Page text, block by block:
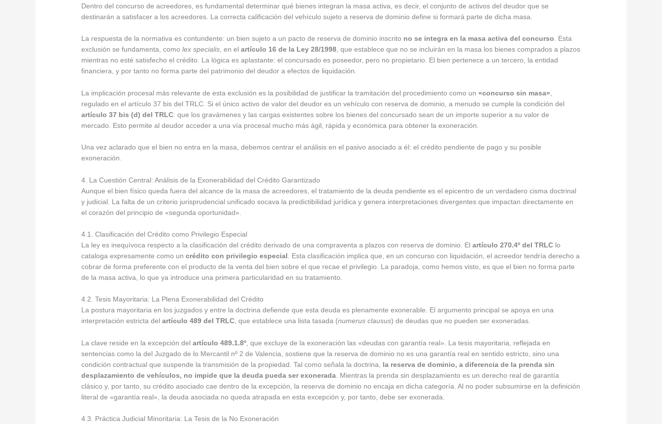
Dentro del concurso de acreedores, es fundamental determinar qué bienes integran la masa activa, es decir, el conjunto de activos del deudor que se
destinarán a satisfacer a los acreedores. La correcta calificación del vehículo sujeto a reserva de dominio define si formará parte de dicha masa.
La respuesta de la normativa es contundente: un bien sujeto a un pacto de reserva de dominio inscrito no se integra en la masa activa del concurso. Esta
exclusión se fundamenta, comolex specialis, en elartículo 16 de la Ley 28/1998, que establece que no se incluirán en la masa los bienes comprados a plazos
mientras no esté satisfecho el crédito. La lógica es aplastante: el concursado es poseedor, pero no propietario. El bien pertenece a un tercero, la entidad
financiera, y por tanto no forma parte del patrimonio del deudor a efectos de liquidación.
La implicación procesal más relevante de esta exclusión es la posibilidad de justificar la tramitación del procedimiento como un«concurso sin masa»
regulado en el artículo 37 bis del TRLC. Si el único activo de valor del deudor es un vehículo con reserva de dominio, a menudo se cumple la condición del
artículo 37 bis (d) del TRLC: que los gravámenes y las cargas existentes sobre los bienes del concursado sean de un importe superior a su valor de
mercado. Esto permite al deudor acceder a una vía procesal mucho más ágil, rápida y económica para obtener la exoneración.
Una vez aclarado que el bien no entra en la masa, debemos centrar el análisis en el pasivo asociado a él: el crédito pendiente de pago y su posible
exoneración.
4. La Cuestión Central: Análisis de la Exonerabilidad del Crédito Garantizado
Aunque el bien físico queda fuera del alcance de la masa de acreedores, el tratamiento de la deuda pendiente es el epicentro de un verdadero cisma doctrinal
y judicial. La falta de un criterio jurisprudencial unificado socava la predictibilidad jurídica y genera interpretaciones divergentes que impactan directamente en
el corazón del principio de «segunda oportunidad».
4.1. Clasificación del Crédito como Privilegio Especial
La ley es inequívoca respecto a la clasificación del crédito derivado de una compraventa a plazos con reserva de dominio. Elartículo 270.4º del TRLC lo
cataloga expresamente como uncrédito con privilegio especial . Esta clasificación implica que, en un concurso con liquidación, el acreedor tendría derecho a
cobrar de forma preferente con el producto de la venta del bien sobre el que recae el privilegio. La paradoja, como hemos visto, es que el bien no forma parte
de la masa activa, lo que ya introduce una primera particularidad en su tratamiento.
4.2. Tesis Mayoritaria: La Plena Exonerabilidad del Crédito
La postura mayoritaria en los juzgados y entre la doctrina defiende que esta deuda es plenamente exonerable. El argumento principal se apoya en una
interpretación estricta delartículo 489 del TRLC, que establece una lista tasada (numerus clausus) de deudas que no pueden ser exoneradas.
La clave reside en la excepción delartículo 489.1.8º , que excluye de la exoneración las «deudas con garantía real». La tesis mayoritaria, reflejada en
sentencias como la del Juzgado de lo Mercantil nº 2 de Valencia, sostiene que la reserva de dominio no es una garantía real en sentido estricto, sino una
condición contractual que suspende la transmisión de la propiedad. Tal como señala la doctrina, la reserva de dominio, a diferencia de la prenda sin
desplazamiento de vehículos, no impide que la deuda pueda ser exonerada . Mientras la prenda sin desplazamiento es un derecho real de garantía
clásico y, por tanto, su crédito asociado cae dentro de la excepción, la reserva de dominio no encaja en dicha categoría. Al no poder subsumirse en la definición
literal de «garantía real», la deuda asociada no queda atrapada en esta excepción y, por tanto, debe ser exonerada.
4.3. Práctica Judicial Minoritaria: La Tesis de la No Exoneración